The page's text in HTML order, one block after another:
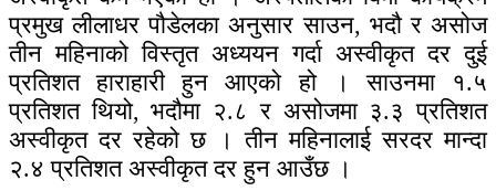
प्रमुख लीलाधर पौडेलका अनुसार साउन, भदौ र असोज
तीन महिनाको विस्तृत अध्ययन गर्दा अस्वीकृत दर दुई
प्रतिशत हाराहारी हुन आएको हो । साउनमा १.५
प्रतिशत थियो, भदौमा २.८ र असोजमा ३.३ प्रतिशत
अस्वीकृत दर रहेको छ । तीन महिनालाई सरदर मान्दा
२.४ प्रतिशत अस्वीकृत दर हुन आउँछ ।